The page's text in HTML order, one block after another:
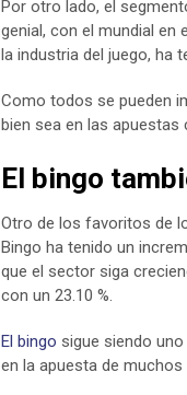
Por otro lado, el
genial, con el mundial en
la industria del juego, ha
Como todos se pueden
bien sea en las apuestas
El bingo
Otro de los favoritos de
Bingo ha tenido un
que el sector siga
con un 23.10 %.
El bingo sigue siendo
en la apuesta de